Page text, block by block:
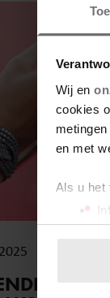
Wij en
cookies
en met
Als u het